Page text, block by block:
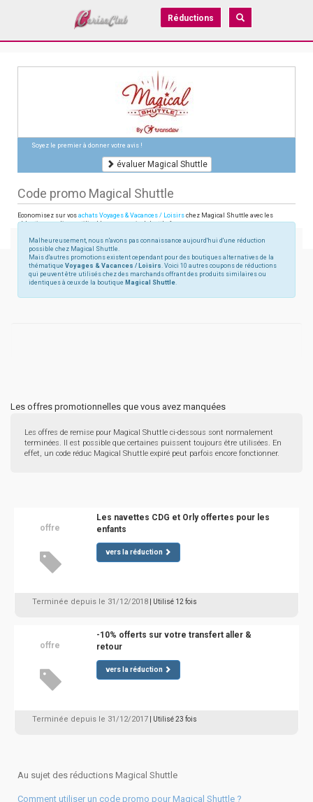
Réductions
Soyez le premier à donner votre avis !
évaluer Magical Shuttle
Code promo Magical Shuttle
Economisez sur vos achats Voyages & Vacances / Loisirs chez Magical Shuttle avec les
réductions en ligne utilisables sur magicalshuttle.fr
Malheureusement, nous n'avons pas connaissance aujourd'hui d'une réduction
possible chez Magical Shuttle.
Mais d'autres promotions existent cependant pour des boutiques alternatives de la
thématique Voyages & Vacances / Loisirs. Voici 10 autres coupons de réductions
qui peuvent être utilisés chez des marchands offrant des produits similaires ou
identiques à ceux de la boutique Magical Shuttle.
Les offres promotionnelles que vous avez manquées
Les offres de remise pour Magical Shuttle ci-dessous sont normalement
terminées. Il est possible que certaines puissent toujours être utilisées. En
effet, un code réduc Magical Shuttle expiré peut parfois encore fonctionner.
offre
Les navettes CDG et Orly offertes pour les
enfants
vers la réduction
Terminée depuis le 31/12/2018 | Utilisé 12 fois
offre
-10% offerts sur votre transfert aller &
retour
vers la réduction
Terminée depuis le 31/12/2017 | Utilisé 23 fois
Au sujet des réductions Magical Shuttle
Comment utiliser un code promo pour Magical Shuttle ?